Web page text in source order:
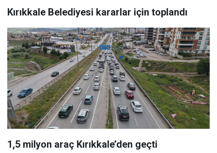
Kırıkkale Belediyesi kararlar için toplandı
1,5 milyon araç Kırıkkale’den geçti